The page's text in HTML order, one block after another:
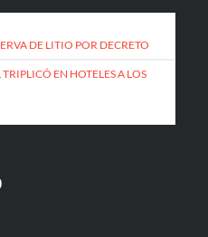
DE LITIO POR DECRETO
EN HOTELES A LOS